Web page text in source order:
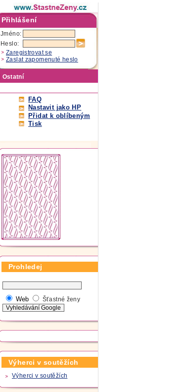
Přihlášení
Jméno:
Heslo:
Zaregistrovat se
Zaslat zapomenuté heslo
Ostatní
FAQ
Nastavit jako HP
Přidat k oblíbeným
Tisk
Prohledej
Web Šťastné ženy
Výherci v soutěžích
Výherci v soutěžích